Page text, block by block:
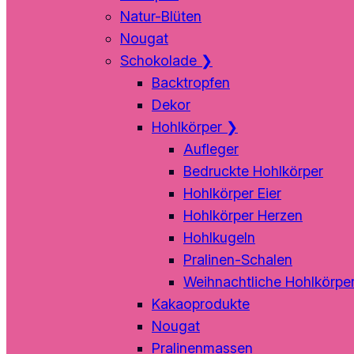
Natur-Blüten
Nougat
Schokolade ❯
Backtropfen
Dekor
Hohlkörper ❯
Aufleger
Bedruckte Hohlkörper
Hohlkörper Eier
Hohlkörper Herzen
Hohlkugeln
Pralinen-Schalen
Weihnachtliche
Kakaoprodukte
Nougat
Pralinenmassen